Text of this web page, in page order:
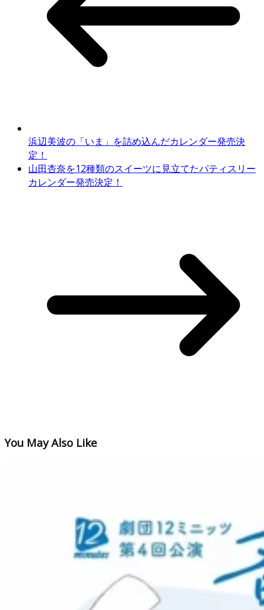
浜辺美波の「いま」を詰め込んだカレンダー発売決
定！
山田杏奈を12種類のスイーツに見立てたパティスリー
カレンダー発売決定！
You May Also Like